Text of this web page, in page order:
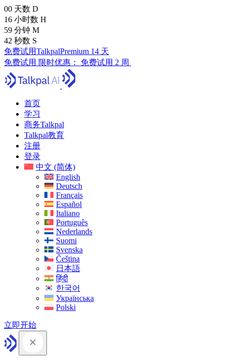
00 天数 D
16 小时数 H
59 分钟 M
41 秒数 S
免费试用TalkpalPremium 14 天
免费试用 限时优惠： 免费试用 2 周
首页
学习
商务Talkpal
Talkpal教育
注册
登录
中文 (简体)
English
Deutsch
Français
Español
Italiano
Português
Nederlands
Suomi
Svenska
Čeština
日本語
हिंदी
한국어
Українська
Polski
立即开始